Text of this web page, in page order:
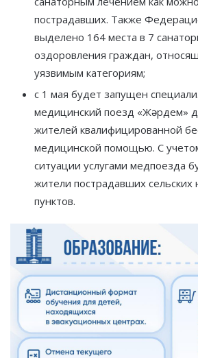
пострадавших. Также
выделено 164 места в 7
оздоровления граждан,
уязвимым категориям;
с 1 мая будет запущен
медицинский поезд «Жәрдем»
жителей квалифицированной
медицинской помощью. С
ситуации услугами медпоезда
жители пострадавших сельских
пунктов.